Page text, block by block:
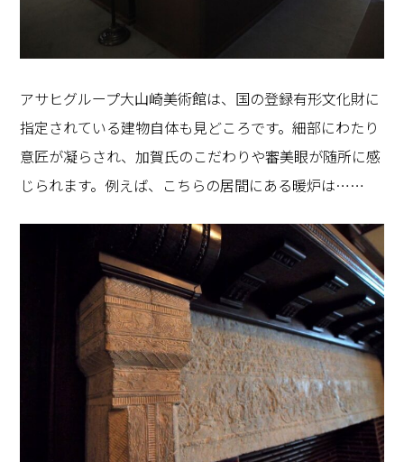
アサヒグループ大山崎美術館は、国の登録有形文化財に
指定されている建物自体も見どころです。細部にわたり
意匠が凝らされ、加賀氏のこだわりや審美眼が随所に感
じられます。例えば、こちらの居間にある暖炉は……